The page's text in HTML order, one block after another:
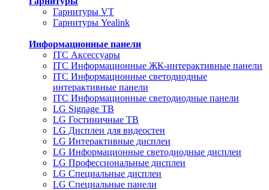
Гарнитуры VT
Гарнитуры Yealink
Информационные панели
ITC Аксессуары
ITC Информационные ЖК-интерактивные панели
ITC Информационные светодиодные
интерактивные панели
ITC Информационные светодиодные панели
LG Signage ТВ
LG Гостиничные ТВ
LG Дисплеи для видеостен
LG Интерактивные дисплеи
LG Информационные светодиодные дисплеи
LG Профессиональные дисплеи
LG Специальные дисплеи
LG Специальные панели